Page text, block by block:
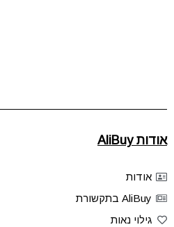
אודות AliBuy
אודות
AliBuy בתקשורת
גילוי נאות